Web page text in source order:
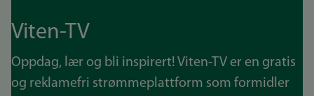
Viten-TV
Oppdag, lær og bli inspirert! Viten-TV er en gratis
og reklamefri strømmeplattform som formidler